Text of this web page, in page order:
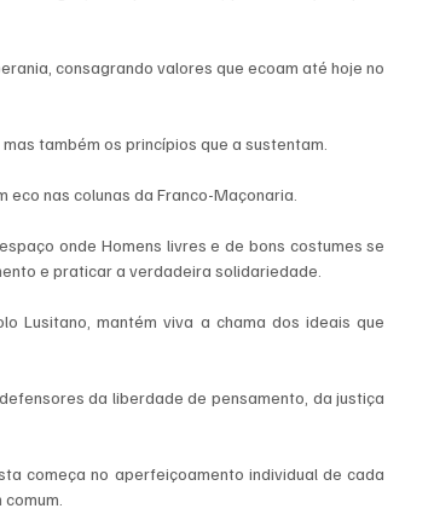
consagrando valores que ecoam até hoje no
também os princípios que a sustentam.
nas colunas da Franco-Maçonaria.
onde Homens livres e de bons costumes se
e praticar a verdadeira solidariedade.
Lusitano, mantém viva a chama dos ideais que
da liberdade de pensamento, da justiça
começa no aperfeiçoamento individual de cada